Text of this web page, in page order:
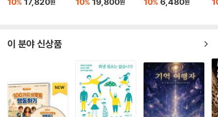
의 삶에서 전환점이 된다. 이때의 경험에서 영감과 단서를 얻어 역작 《종의
하는 염원, 의지, 욕구였다. 그들은 예상할 수 있는 경로를 택하지 않고, 결
클레멘스, 반 고흐, 다윈은 모두 그 결과가 어떻게 될지도 모르면서 각자의
열정을 추구했고, 자신이 선택한 길이 맞는지 깊이 고심했으며, 성인이 되
어서도 자신이 잘 살고 있는지 알 수 없었다. 그러나 그들은 용감했으며, 불
확실한 상태에서도 원하는 걸 시작했고, 그 결과에 대해서는 후회하지 않
았다. 이런 점에서 이들이야말로 뛰어난 ‘캐리비안의 해적’이라 할 수 있다.
% 원 % 원 % 원
이 분야 신상품